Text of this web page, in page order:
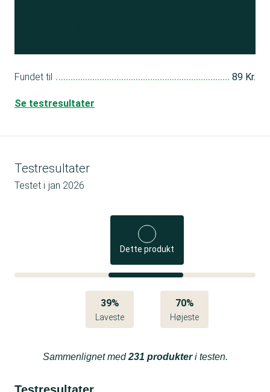
Fundet til 89 Kr.
Se testresultater
Testresultater
Testet i jan 2026
Dette produkt
39%
Laveste
70%
Højeste
Sammenlignet med231 produkteri testen.
Testresultater